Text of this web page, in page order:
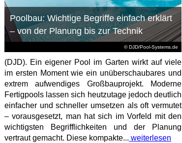
© DJD/Pool-Systems.de
Poolbau: Wichtige Begriffe einfach erklärt
– von der Planung bis zur Technik
(DJD). Ein eigener Pool im Garten wirkt auf viele
im ersten Moment wie ein unüberschaubares und
extrem aufwendiges Großbauprojekt. Moderne
Fertigpools lassen sich heutzutage jedoch deutlich
einfacher und schneller umsetzen als oft vermutet
– vorausgesetzt, man hat sich im Vorfeld mit den
wichtigsten Begrifflichkeiten und der Planung
vertraut gemacht. Diese kompakte... weiterlesen